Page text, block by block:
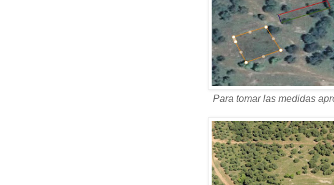
Para tomar las medidas